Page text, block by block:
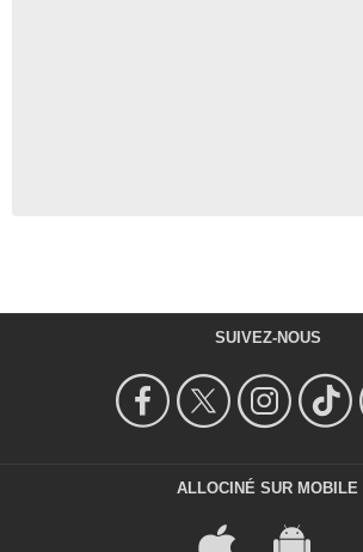
SUIVEZ-NOUS
ALLOCINÉ SUR MOBILE